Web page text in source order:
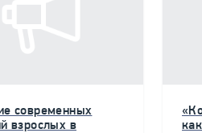
современных
взрослых в